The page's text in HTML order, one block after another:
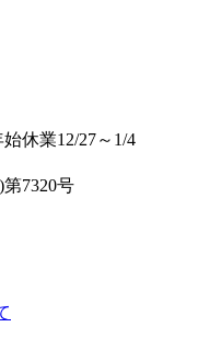
休業12/27～1/4
7320号